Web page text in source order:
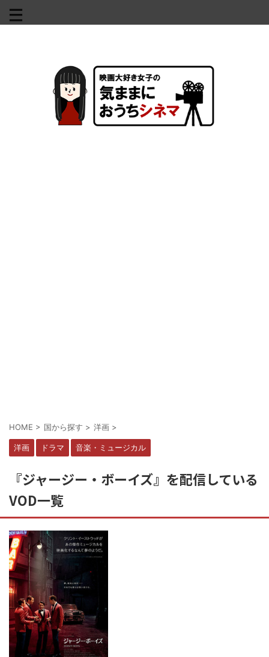
HOME > 国から探す > 洋画 >
洋画 ドラマ 音楽・ミュージカル
『ジャージー・ボーイズ』を配信している
VOD一覧